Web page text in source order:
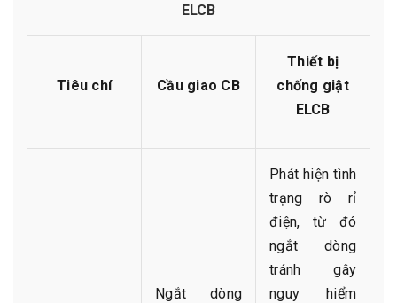
ELCB
Tiêu chí Cầu giao CB
Thiết bị
chống giật
ELCB
Ngắt dòng
Phát hiện tình
trạng rò rỉ
điện, từ đó
ngắt dòng
tránh gây
nguy hiểm